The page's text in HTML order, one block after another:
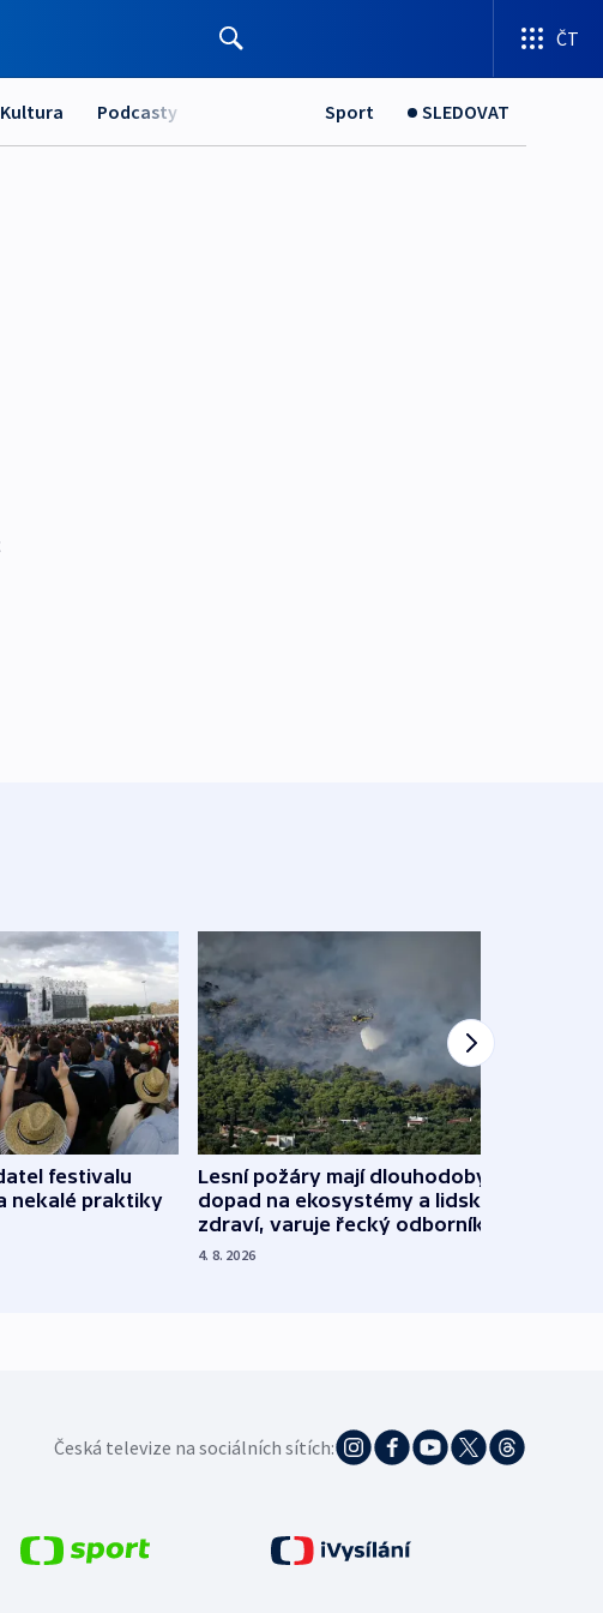
ČT
Kultura Podcasty Sport SLEDOVAT
festivalu
nekalé praktiky
Lesní požáry mají dlouhodobý
dopad na ekosystémy a lidské
zdraví, varuje řecký odborník
4. 8. 2026
Česká televize na sociálních sítích: